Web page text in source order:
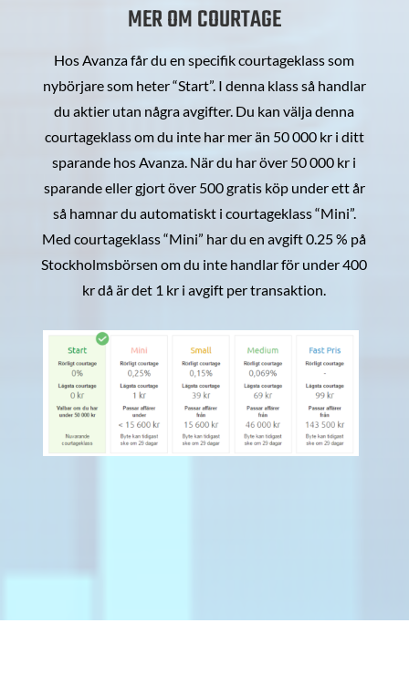
MER OM COURTAGE
Hos Avanza får du en specifik courtageklass som
nybörjare som heter “Start”. I denna klass så handlar
du aktier utan några avgifter. Du kan välja denna
courtageklass om du inte har mer än 50 000 kr i ditt
sparande hos Avanza. När du har över 50 000 kr i
sparande eller gjort över 500 gratis köp under ett år
så hamnar du automatiskt i courtageklass “Mini”.
Med courtageklass “Mini” har du en avgift 0.25 % på
Stockholmsbörsen om du inte handlar för under 400
kr då är det 1 kr i avgift per transaktion.